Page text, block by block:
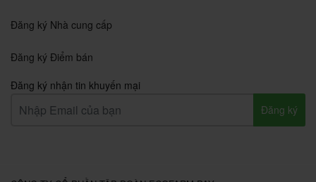
Đăng ký Nhà cung cấp
Đăng ký Điểm bán
Đăng ký nhận tin khuyến mại
Đăng ký